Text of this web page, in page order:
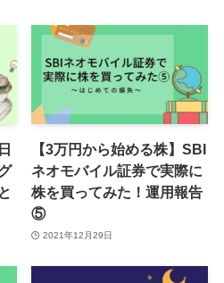
【3万円から始める株】SBI
ネオモバイル証券で実際に
株を買ってみた！運用報告
⑤
2021年12月29日